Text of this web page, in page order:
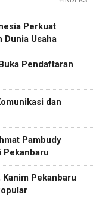
Perkuat
Dunia Usaha
Pendaftaran
dan
Pambudy
Pekanbaru
Pekanbaru